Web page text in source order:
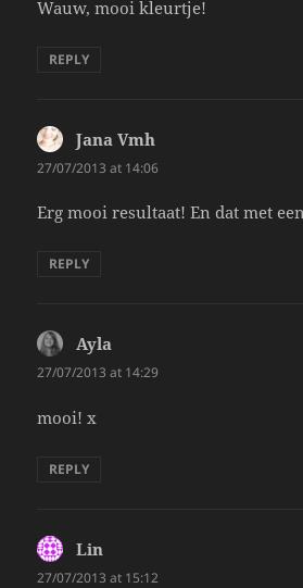
Wauw, mooi kleurtje!
REPLY
Jana Vmh
27/07/2013 at 14:06
Erg mooi resultaat! En dat met
REPLY
Ayla
27/07/2013 at 14:29
mooi! x
REPLY
Lin
27/07/2013 at 15:12